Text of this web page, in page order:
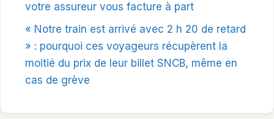
votre assureur vous facture à part
« Notre train est arrivé avec 2 h 20 de retard
» : pourquoi ces voyageurs récupèrent la
moitié du prix de leur billet SNCB, même en
cas de grève